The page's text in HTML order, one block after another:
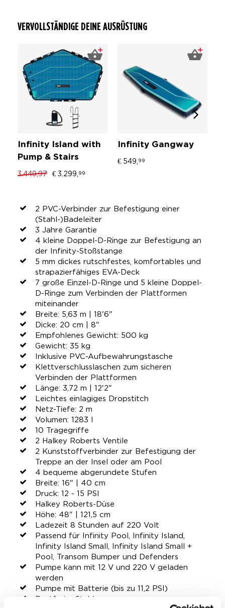
VERVOLLSTÄNDIGE DEINE AUSRÜSTUNG
Infinity Island with
Pump & Stairs
3.449,97 € 3.299, 99
Infinity Gangway
€ 549, 99
2 PVC-Verbinder zur Befestigung einer
(Stahl-)Badeleiter
3 Jahre Garantie
4 kleine Doppel-D-Ringe zur Befestigung an
der Infinity-Stoßstange
5 mm dickes rutschfestes, komfortables und
strapazierfähiges EVA-Deck
7 große Einzel-D-Ringe und 5 kleine Doppel-
D-Ringe zum Verbinden der Plattformen
miteinander
Breite: 5,63 m | 18'6"
Dicke: 20 cm | 8"
Empfohlenes Gewicht: 500 kg
Gewicht: 35 kg
Inklusive PVC-Aufbewahrungstasche
Klettverschlusslaschen zum sicheren
Verbinden der Plattformen
Länge: 3,72 m | 12'2"
Leichtes einlagiges Dropstitch
Netz-Tiefe: 2 m
Volumen: 1283 l
10 Tragegriffe
2 Halkey Roberts Ventile
2 Kunststoffverbinder zur Befestigung der
Treppe an der Insel oder am Pool
4 bequeme abgerundete Stufen
Breite: 16" | 40 cm
Druck: 12 - 15 PSI
Halkey Roberts-Düse
Höhe: 48" | 121,5 cm
Ladezeit 8 Stunden auf 220 Volt
Passend für Infinity Pool, Infinity Island,
Infinity Island Small, Infinity Island Small +
Pool, Transom Bumper und Defenders
Pumpe kann mit 12 V und 220 V geladen
werden
Pumpe mit Batterie (bis zu 11,2 PSI)
Rostfreier Stahl